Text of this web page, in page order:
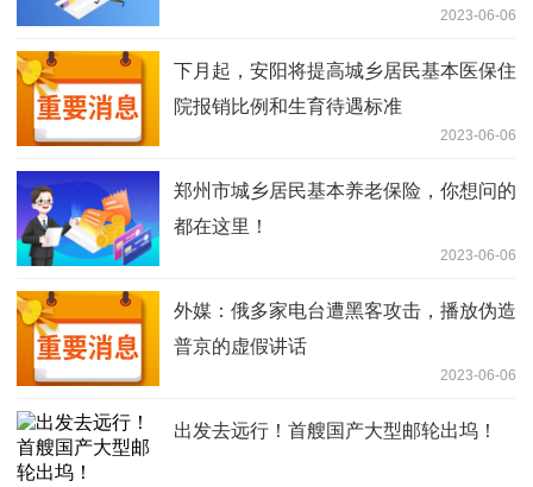
2023-06-06
下月起，安阳将提高城乡居民基本医保住
院报销比例和生育待遇标准
2023-06-06
郑州市城乡居民基本养老保险，你想问的
都在这里！
2023-06-06
外媒：俄多家电台遭黑客攻击，播放伪造
普京的虚假讲话
2023-06-06
出发去远行！首艘国产大型邮轮出坞！